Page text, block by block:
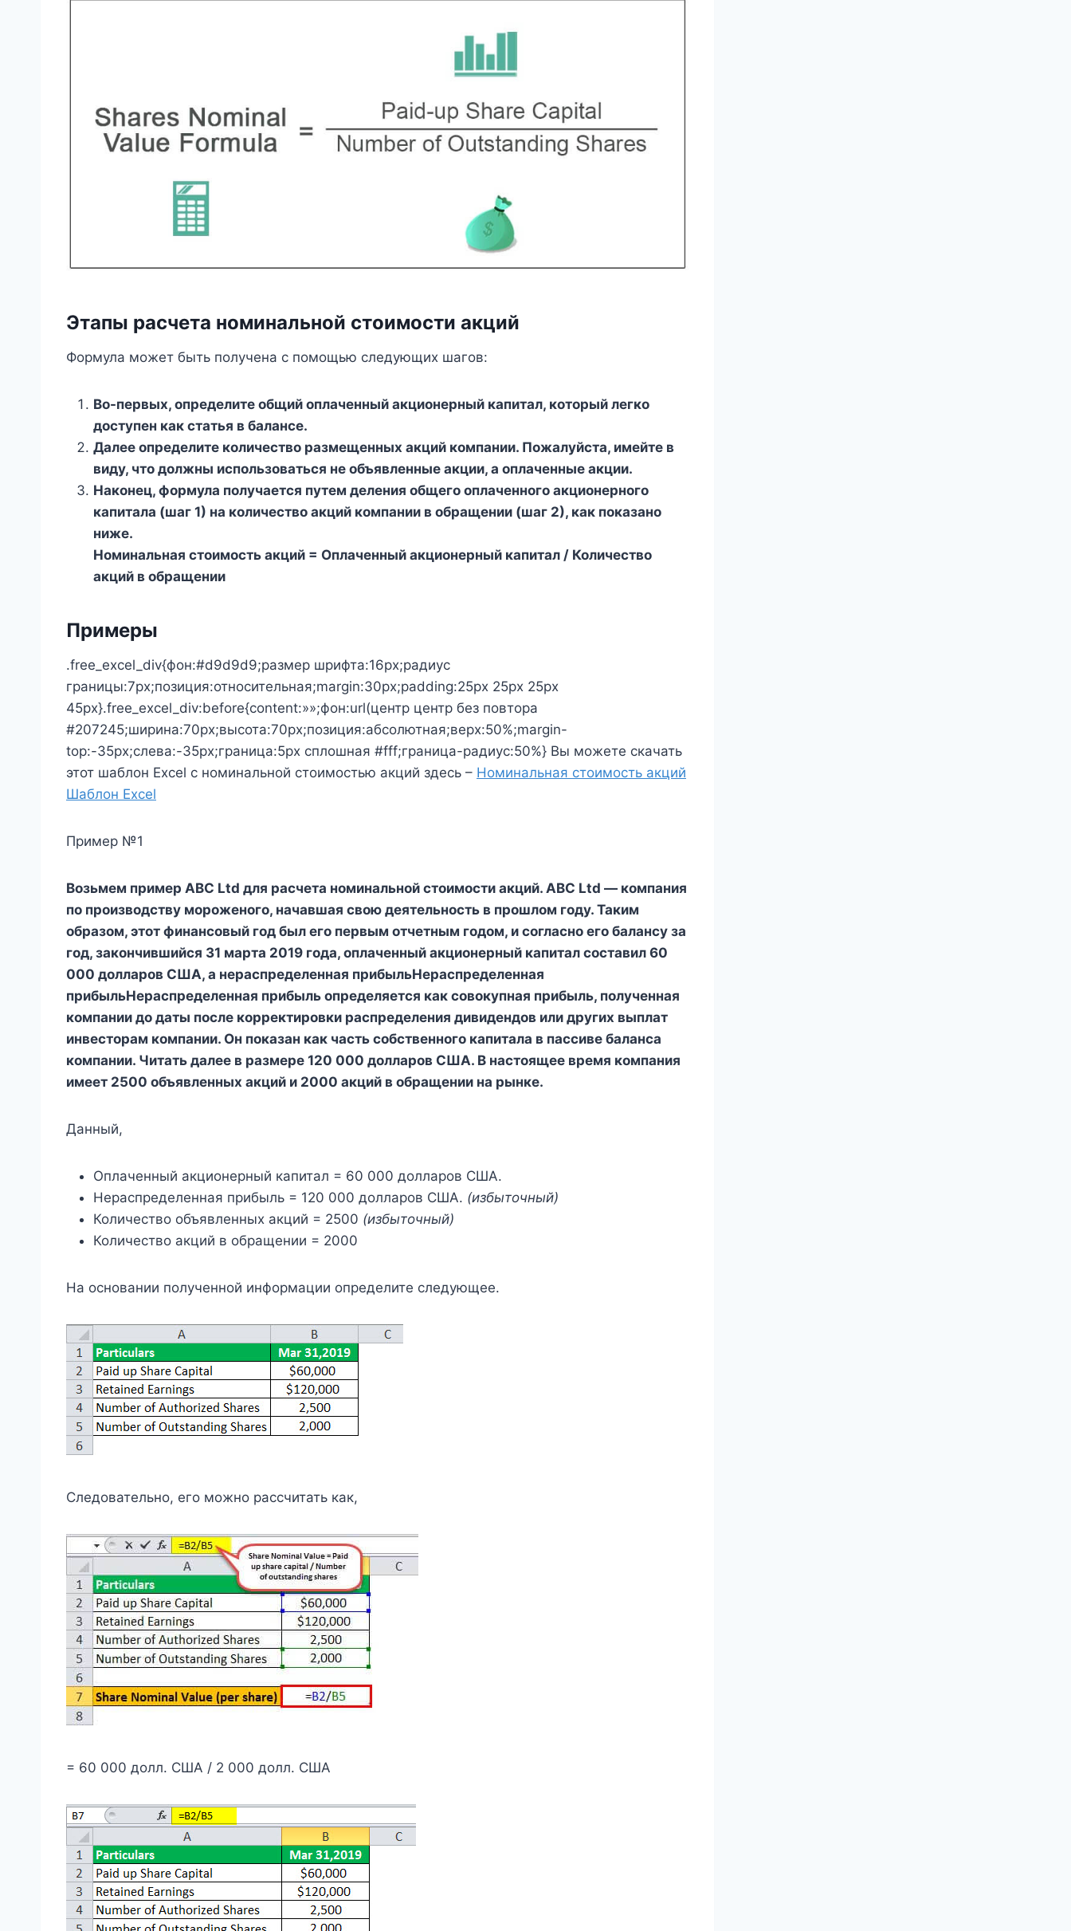
Этапы расчета номинальной стоимости акций
Формула может быть получена с помощью следующих шагов:
Во-первых, определите общий оплаченный акционерный капитал, который легко
доступен как статья в балансе.
Далее определите количество размещенных акций компании. Пожалуйста, имейте в
виду, что должны использоваться не объявленные акции, а оплаченные акции.
Наконец, формула получается путем деления общего оплаченного акционерного
капитала (шаг 1) на количество акций компании в обращении (шаг 2), как показано
ниже.
Номинальная стоимость акций = Оплаченный акционерный капитал / Количество
акций в обращении
Примеры
.free_excel_div{фон:#d9d9d9;размер шрифта:16px;радиус
границы:7px;позиция:относительная;margin:30px;padding:25px 25px 25px
45px}.free_excel_div:before{content:»»;фон:url(центр центр без повтора
#207245;ширина:70px;высота:70px;позиция:абсолютная;верх:50%;margin-
top:-35px;слева:-35px;граница:5px сплошная #fff;граница-радиус:50%} Вы можете скачать
этот шаблон Excel с номинальной стоимостью акций здесь – Номинальная стоимость акций
Шаблон Excel
Пример №1
Возьмем пример ABC Ltd для расчета номинальной стоимости акций. ABC Ltd — компания
по производству мороженого, начавшая свою деятельность в прошлом году. Таким
образом, этот финансовый год был его первым отчетным годом, и согласно его балансу за
год, закончившийся 31 марта 2019 года, оплаченный акционерный капитал составил 60
000 долларов США, а нераспределенная прибыльНераспределенная
прибыльНераспределенная прибыль определяется как совокупная прибыль, полученная
компании до даты после корректировки распределения дивидендов или других выплат
инвесторам компании. Он показан как часть собственного капитала в пассиве баланса
компании. Читать далее в размере 120 000 долларов США. В настоящее время компания
имеет 2500 объявленных акций и 2000 акций в обращении на рынке.
Данный,
Оплаченный акционерный капитал = 60 000 долларов США.
Нераспределенная прибыль = 120 000 долларов США. (избыточный)
Количество объявленных акций = 2500 (избыточный)
Количество акций в обращении = 2000
На основании полученной информации определите следующее.
Следовательно, его можно рассчитать как,
= 60 000 долл. США / 2 000 долл. США